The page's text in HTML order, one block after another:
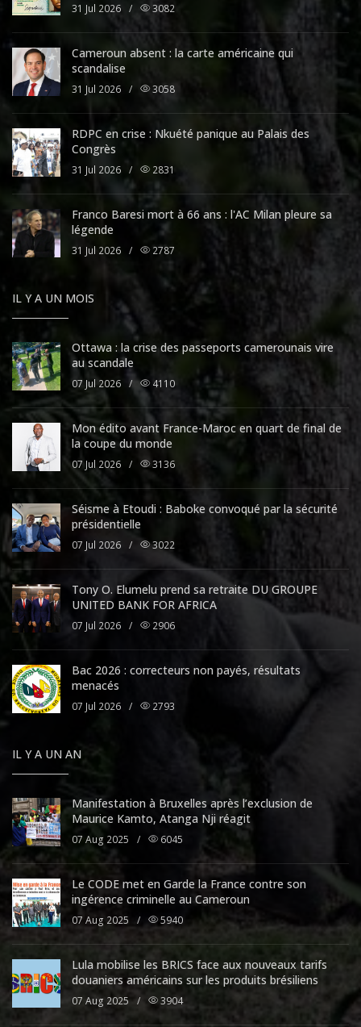
31 Jul 2026 / 3082
Cameroun absent : la carte américaine qui
scandalise
31 Jul 2026 / 3058
RDPC en crise : Nkuété panique au Palais des
Congrès
31 Jul 2026 / 2831
Franco Baresi mort à 66 ans : l'AC Milan pleure sa
légende
31 Jul 2026 / 2787
IL Y A UN MOIS
Ottawa : la crise des passeports camerounais vire
au scandale
07 Jul 2026 / 4110
Mon édito avant France-Maroc en quart de final de
la coupe du monde
07 Jul 2026 / 3136
Séisme à Etoudi : Baboke convoqué par la sécurité
présidentielle
07 Jul 2026 / 3022
Tony O. Elumelu prend sa retraite DU GROUPE
UNITED BANK FOR AFRICA
07 Jul 2026 / 2906
Bac 2026 : correcteurs non payés, résultats
menacés
07 Jul 2026 / 2793
IL Y A UN AN
Manifestation à Bruxelles après l’exclusion de
Maurice Kamto, Atanga Nji réagit
07 Aug 2025 / 6045
Le CODE met en Garde la France contre son
ingérence criminelle au Cameroun
07 Aug 2025 / 5940
Lula mobilise les BRICS face aux nouveaux tarifs
douaniers américains sur les produits brésiliens
07 Aug 2025 / 3904